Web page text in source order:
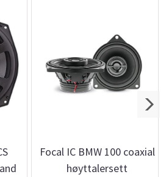
Focal IC BMW 100 coaxial
høyttalersett